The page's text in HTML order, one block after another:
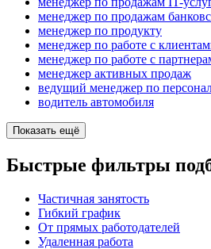
менеджер по продажам
менеджер по продукту
менеджер по работе с
менеджер по работе с
менеджер активных продаж
ведущий менеджер по
водитель автомобиля
Показать ещё
Быстрые фильтры
Частичная занятость
Гибкий график
От прямых работодателей
Удаленная работа